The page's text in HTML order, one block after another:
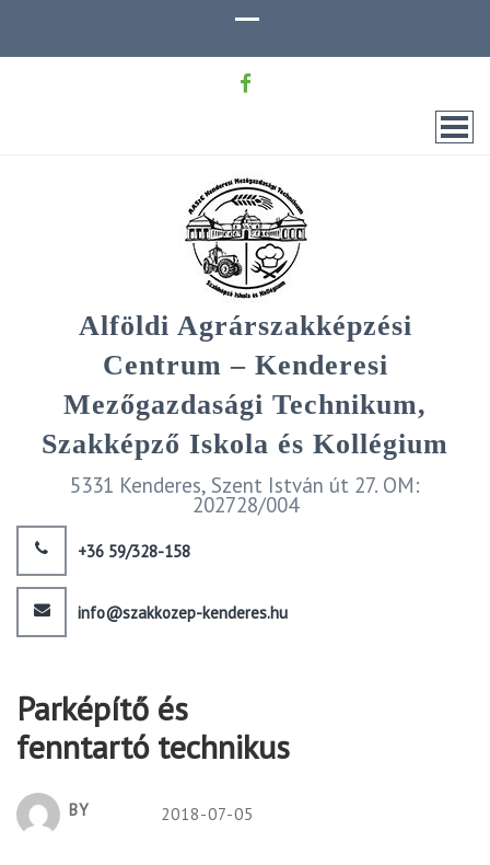
Alföldi Agrárszakképzési
Centrum – Kenderesi
Mezőgazdasági Technikum,
Szakképző Iskola és Kollégium
5331 Kenderes, Szent István út 27. OM:
202728/004
+36 59/328-158
info@szakkozep-kenderes.hu
Parképítő és
fenntartó technikus
BY 2018-07-05